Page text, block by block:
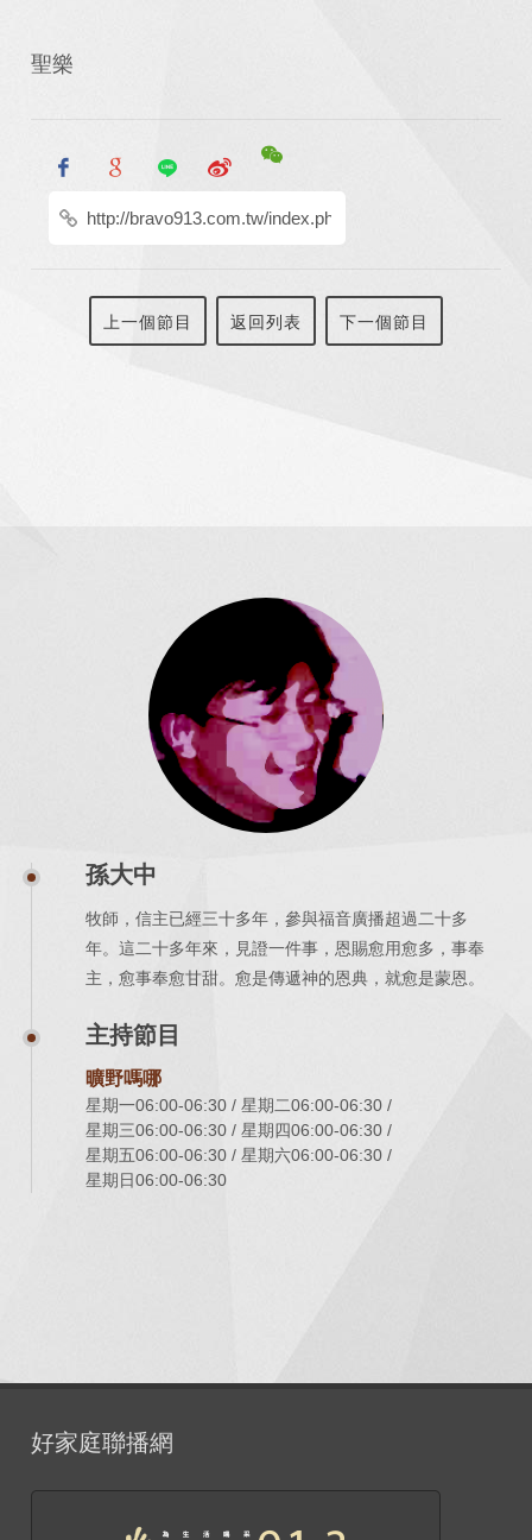
聖樂
上一個節目 返回列表 下一個節目
孫大中
牧師，信主已經三十多年，參與福音廣播超過二十多
年。這二十多年來，見證一件事，恩賜愈用愈多，事奉
主，愈事奉愈甘甜。愈是傳遞神的恩典，就愈是蒙恩。
主持節目
曠野嗎哪
星期一06:00-06:30
星期二06:00-06:30
星期三06:00-06:30
星期四06:00-06:30
星期五06:00-06:30
星期六06:00-06:30
星期日06:00-06:30
好家庭聯播網